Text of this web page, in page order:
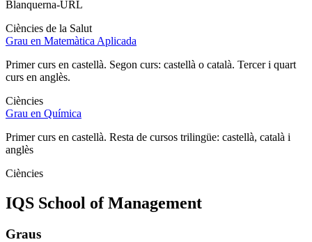
Blanquerna-URL
Ciències de la Salut
Grau en Matemàtica Aplicada
Primer curs en castellà. Segon curs: castellà o català. Tercer i quart
curs en anglès.
Ciències
Grau en Química
Primer curs en castellà. Resta de cursos trilingüe: castellà, català i
anglès
Ciències
IQS School of Management
Graus